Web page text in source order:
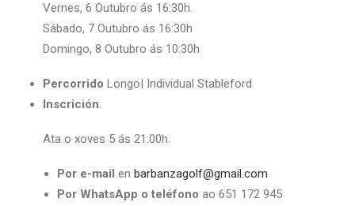
Vernes, 6 Outubro ás 16:30h.
Sábado, 7 Outubro ás 16:30h
Domingo, 8 Outubro ás 10:30h
Percorrido Longo| Individual Stableford
Inscrición:
Ata o xoves 5 ás 21:00h.
Por e-mail en barbanzagolf@gmail.com
Por WhatsApp o teléfono ao 651 172 945